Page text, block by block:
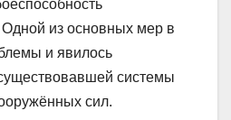
из основных мер в
и явилось
системы
сил.